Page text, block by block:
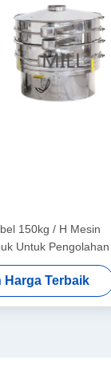
150kg / H Mesin
Untuk Pengolahan
Harga Terbaik